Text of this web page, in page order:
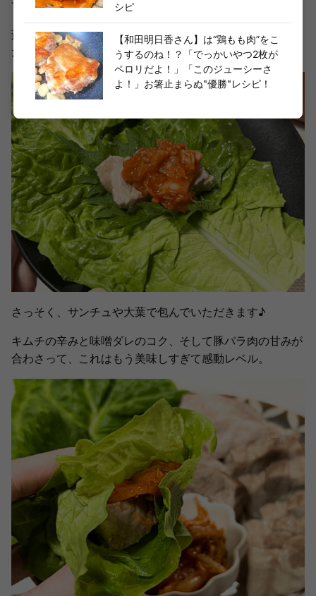
てまた違った美味しさがあるんです。
茹でることで余分な脂が落ちていて、いくら食べても胃も
たれしないかも？なんて思ってしまいます（笑）。
さっそく、サンチュや大葉で包んでいただきます♪
キムチの辛みと味噌ダレのコク、そして豚バラ肉の甘みが
合わさって、これはもう美味しすぎて感動レベル。
シピ
【和田明日香さん】は“鶏もも肉”をこ
うするのね！？「でっかいやつ2枚が
ペロリだよ！」「このジューシーさ
よ！」お箸止まらぬ"優勝"レシピ！